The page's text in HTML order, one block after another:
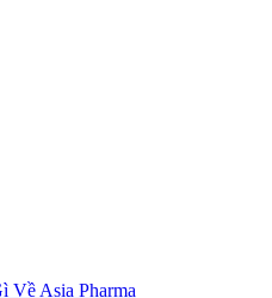
Về Asia Pharma